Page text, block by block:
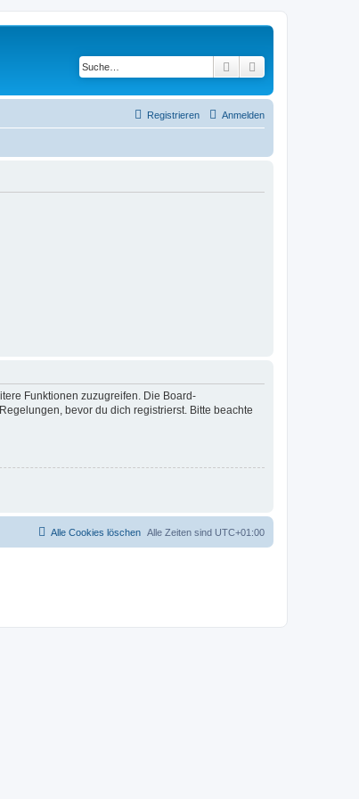
Suche
Anmelden
Registrieren
Funktionen zuzugreifen. Die Board-
bevor du dich registrierst. Bitte beachte
Alle Zeiten sind UTC+01:00
Alle Cookies löschen